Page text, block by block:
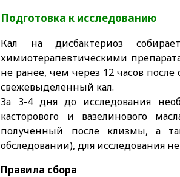
Подготовка к исследованию
Кал на дисбактериоз
химиотерапевтическими
не ранее, чем через 12 часов
свежевыделенный кал.
За 3-4 дня до исследования
касторового и вазелинового
полученный после клизмы, а
обследовании), для исследования
Правила сбора